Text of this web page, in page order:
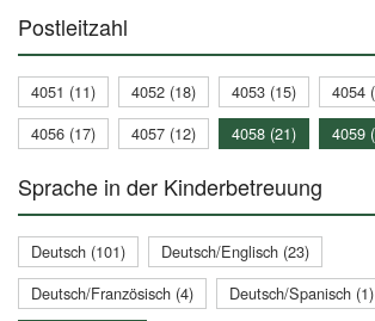
Postleitzahl
4051 (11) 4052 (18) 4053 (15) 4054
4056 (17)
4057 (12) 4058 (21) 4059
Sprache in der Kinderbetreuung
Deutsch (101)
Deutsch/Englisch (23)
Deutsch/Französisch (4)
Deutsch/Spanisch (1)